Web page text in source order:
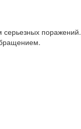
серьезных поражений.